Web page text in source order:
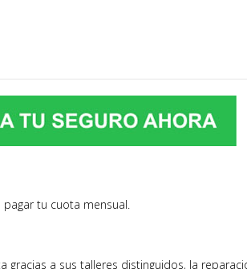
tu cuota mensual.
a sus talleres distinguidos, la